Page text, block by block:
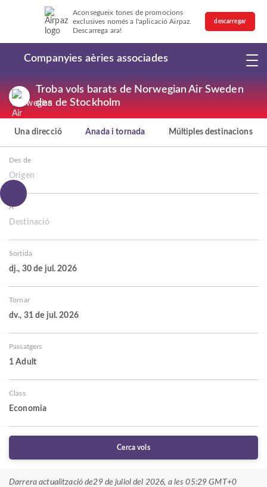
Aconsegueix tones de promocions
exclusives només a l'aplicació Airpaz.
Descarrega ara!
descarregar
Companyies aèries associades
Troba vols barats de Norwegian Air Sweden
des de Stockholm
Una direcció Anada i tornada Múltiples destinacions
Des de
Origen
A
Destinació
Sortida
dj., 30 de jul. 2026
Tornar
dv., 31 de jul. 2026
Passatgers
1 Adult
Class
Economia
Cerca vols
Darrera actualització de29 de juliol del 2026, a les 05:29 GMT+0